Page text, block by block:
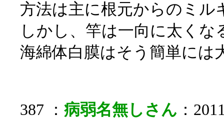
方法は主に根元からのミル
しかし、竿は一向に太くな
海綿体白膜はそう簡単には
387 ： 病弱名無しさん ：